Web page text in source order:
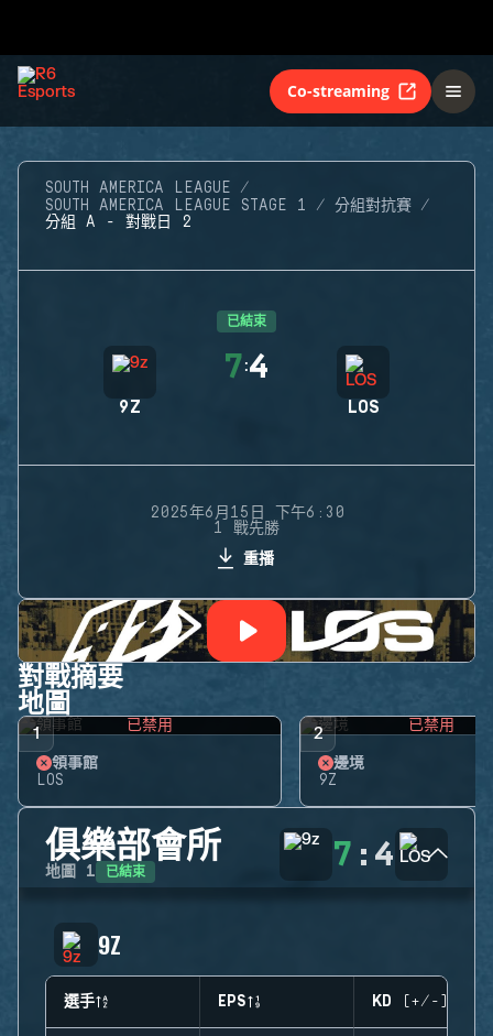
Co-streaming
SOUTH AMERICA LEAGUE
SOUTH AMERICA LEAGUE STAGE 1
分組對抗賽
分組 A - 對戰日 2
已結束
9Z
7:4
LOS
2025年6月15日 下午6:30
1 戰先勝
重播
對戰摘要
地圖
1 已禁用
領事館
LOS
2 已禁用
邊境
9Z
俱樂部會所
地圖 1 已結束 7 : 4
9Z
選手 EPS KD (+/-)